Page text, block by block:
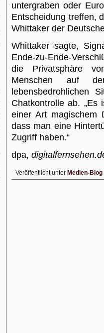
untergraben oder
Entscheidung treffen,
Whittaker der
Whittaker sagte,
Ende-zu-Ende-
die Privatsphäre
Menschen auf
lebensbedrohlichen
Chatkontrolle ab. „Es
einer Art magischem
dass man eine
Zugriff haben.“
dpa,
Veröffentlicht unter Medien-Blog